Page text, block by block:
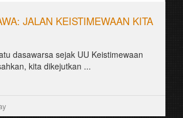
JALAN KEISTIMEWAAN KITA
dasawarsa sejak UU Keistimewaan
kita dikejutkan ...